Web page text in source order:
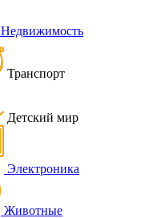
Недвижимость
Транспорт
Детский мир
Электроника
Животные